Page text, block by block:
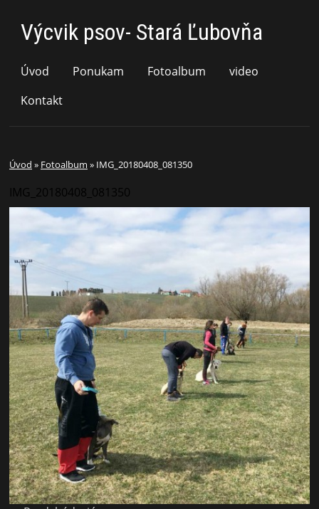
Výcvik psov- Stará Ľubovňa
Úvod Ponukam Fotoalbum
video
Kontakt
Úvod » Fotoalbum » IMG_20180408_081350
IMG_20180408_081350